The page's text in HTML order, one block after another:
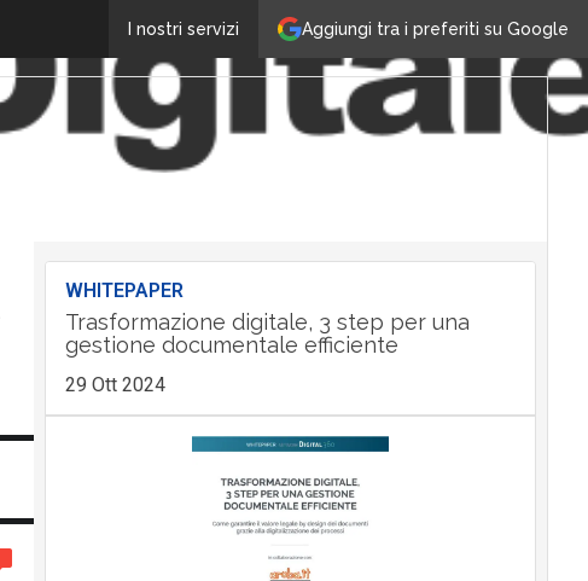
Aggiungi tra i preferiti su Google
I nostri servizi
WHITEPAPER
Trasformazione digitale, 3 step per una
gestione documentale efficiente
29 Ott 2024